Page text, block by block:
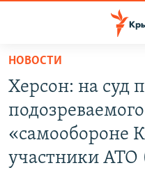
Вернуться
основному
содержанию
главной
СПЕЦПРОЕКТЫ
КАРТА ВОЕННЫХ ОБЪЕКТОВ
НОВОСТИ
Херсон: на суд
«самообороне
участники АТО